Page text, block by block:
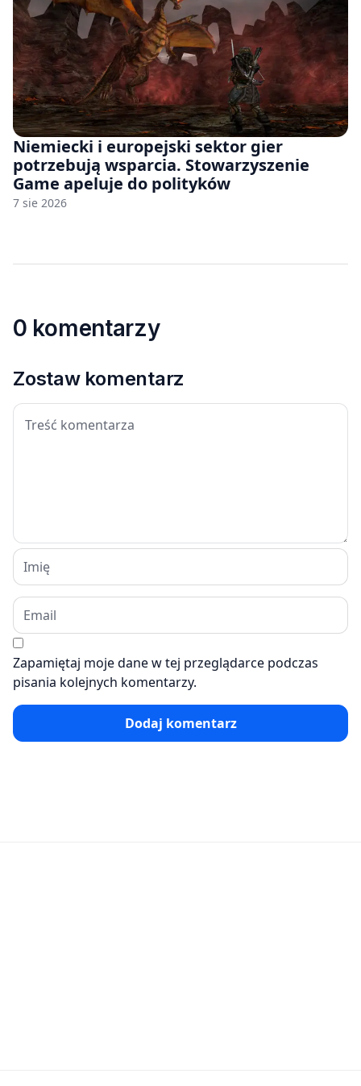
Niemiecki i europejski sektor gier
potrzebują wsparcia. Stowarzyszenie
Game apeluje do polityków
7 sie 2026
0 komentarzy
Zostaw komentarz
Zapamiętaj moje dane w tej przeglądarce podczas
pisania kolejnych komentarzy.
Dodaj komentarz